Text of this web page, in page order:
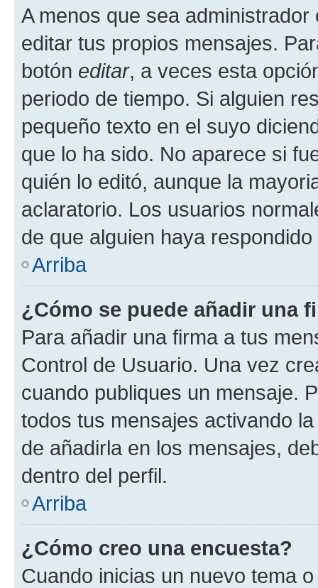
A menos que sea
editar tus propios mensajes.
botón editar, a veces esta
periodo de tiempo. Si alguien
pequeño texto en el suyo
que lo ha sido. No aparece si
quién lo editó, aunque la
aclaratorio. Los usuarios
de que alguien haya
Arriba
¿Cómo se puede añadir una
Para añadir una firma a tus
Control de Usuario. Una vez
cuando publiques un mensaje.
todos tus mensajes activando
de añadirla en los mensajes,
dentro del perfil.
Arriba
¿Cómo creo una encuesta?
Cuando inicias un nuevo tema